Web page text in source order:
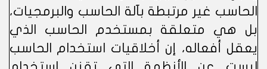
الحاسب غير مرتبطة بآلة الحاسب والبرمجيات،
بل هي متعلقة بمستخدم الحاسب الذي
يعقل أفعاله، إن أخلاقيات استخدام الحاسب